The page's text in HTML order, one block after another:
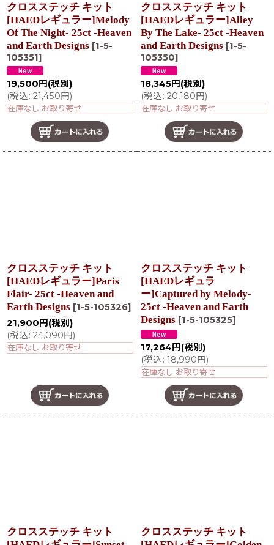
クロスステッチ キット
[HAEDレギュラー]Melody
Of The Night- 25ct -Heaven
and Earth Designs [1-5-
105351]
19,500 円 (税別)
(税込: 21,450円)
在庫なし お取り寄せ
クロスステッチ キット
[HAEDレギュラー]Alley
By The Lake- 25ct -Heaven
and Earth Designs [1-5-
105350]
18,345円 (税別)
(税込: 20,180円)
在庫なし お取り寄せ
クロスステッチ キット
[HAEDレギュラー]Paris
Flair- 25ct -Heaven and
Earth Designs [1-5-105326]
21,900 円 (税別)
(税込: 24,090円)
在庫なし お取り寄せ
クロスステッチ キット
[HAEDレギュラ
ー]Captured by Melody-
25ct -Heaven and Earth
Designs [1-5-105325]
17,264 円 (税別)
(税込: 18,990円)
在庫なし お取り寄せ
クロスステッチ キット
クロスステッチ キット